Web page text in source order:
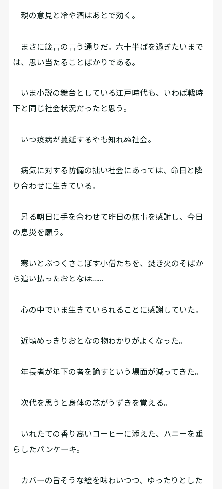
親の意見と冷や酒はあとで効く。
まさに箴言の言う通りだ。六十半ばを過ぎたいまで
は、思い当たることばかりである。
いま小説の舞台としている江戸時代も、いわば戦時
下と同じ社会状況だったと思う。
いつ疫病が蔓延するやも知れぬ社会。
病気に対する防備の拙い社会にあっては、命日と隣
り合わせに生きている。
昇る朝日に手を合わせて昨日の無事を感謝し、今日
の息災を願う。
寒いとぶつくさこぼす小僧たちを、焚き火のそばか
ら追い払ったおとなは……
心の中でいま生きていられることに感謝していた。
近頃めっきりおとなの物わかりがよくなった。
年長者が年下の者を諭すという場面が減ってきた。
次代を思うと身体の芯がうずきを覚える。
いれたての香り高いコーヒーに添えた、ハニーを垂
らしたパンケーキ。
カバーの旨そうな絵を味わいつつ、ゆったりとした